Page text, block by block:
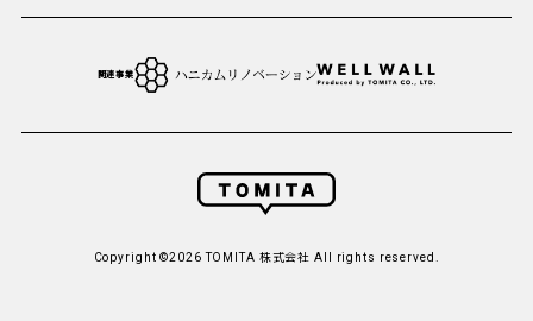
関連事業
Copyright ©2026 TOMITA 株式会社 All rights reserved.